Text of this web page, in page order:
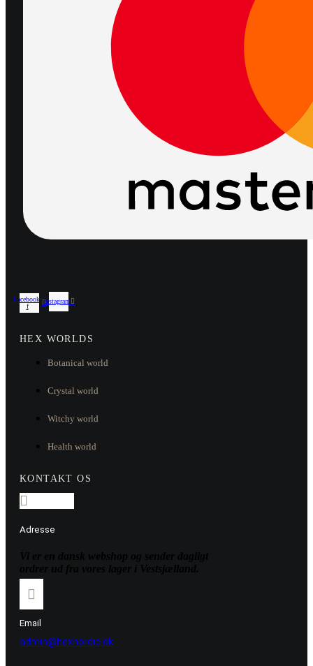
Facebook-
f
Instagram
HEX WORLDS
Botanical world
Crystal world
Witchy world
Health world
KONTAKT OS
Adresse
Email
admin@hexnordic.dk